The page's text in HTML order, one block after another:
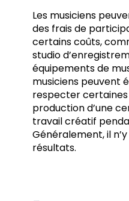
Les musiciens
des frais de
certains coûts,
studio
équipements de
musiciens peuvent
respecter certaines
production d’une
travail créatif
Généralement, il
résultats.